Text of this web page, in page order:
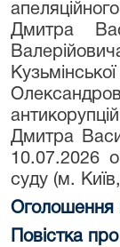
Дмитра
Дмитра
10.07.2026
суду (м.
Оголошення
Повістка